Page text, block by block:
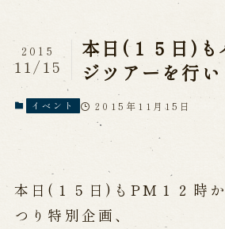
淡路人形座について
淡路人形座とは
座員紹介
人間国宝 故鶴澤友路師匠
淡路人形座の成り立ち
淡路人形座で研修した人々
淡路人形浄瑠璃を受け継いで
公演情報
本日(１５日)も
ジツアーを行い
2015
11/15
イベント 2015年11月15日
本日(１５日)もPM１２時
つり特別企画、